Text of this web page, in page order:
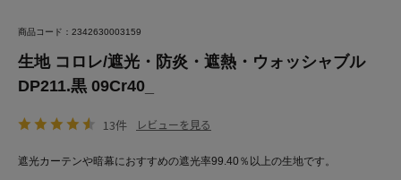
商品コード：2342630003159
生地 コロレ/遮光・防炎・遮熱・ウォッシャブル
DP211.黒 09Cr40_
13件 レビューを見る
遮光カーテンや暗幕におすすめの遮光率99.40％以上の生地です。